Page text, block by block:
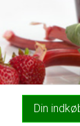
Din